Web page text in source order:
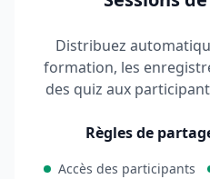
Distribuez
formation, les
des quiz aux
Règles de
Accès des participants